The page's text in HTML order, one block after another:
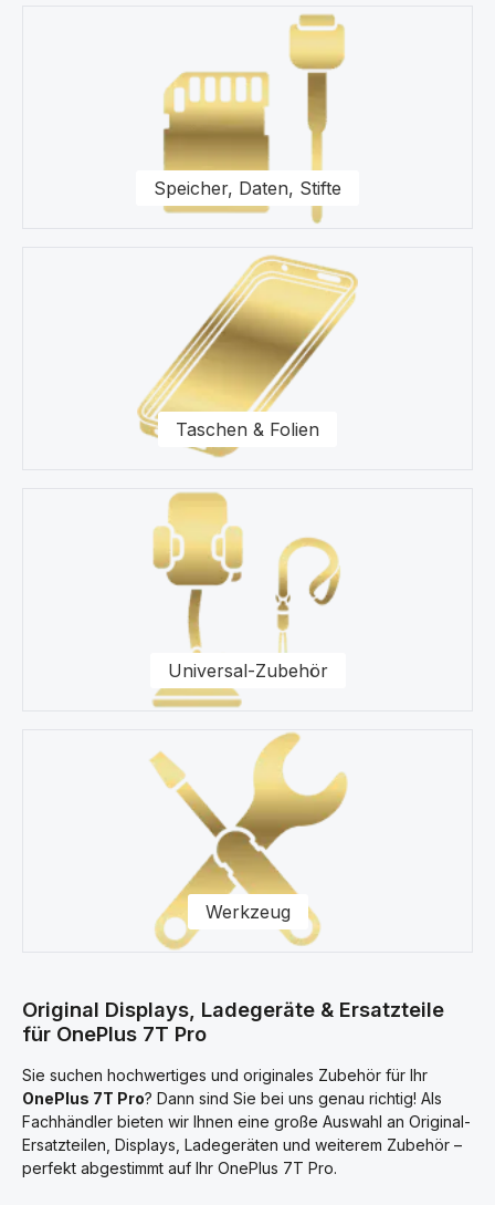
Speicher, Daten, Stifte
Taschen & Folien
Universal-Zubehör
Werkzeug
Original Displays, Ladegeräte & Ersatzteile
für OnePlus 7T Pro
Sie suchen hochwertiges und originales Zubehör für Ihr
OnePlus 7T Pro? Dann sind Sie bei uns genau richtig! Als
Fachhändler bieten wir Ihnen eine große Auswahl an Original-
Ersatzteilen, Displays, Ladegeräten und weiterem Zubehör –
perfekt abgestimmt auf Ihr OnePlus 7T Pro.